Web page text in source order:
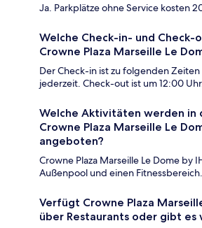
Ja. Parkplätze ohne Service kosten
Welche Check-in- und
Crowne Plaza Marseille Le
Der Check-in ist zu folgenden
jederzeit. Check-out ist um 12:00
Welche Aktivitäten werden in
Crowne Plaza Marseille Le
angeboten?
Crowne Plaza Marseille Le Dome by
Außenpool und einen Fitnessbereich.
Verfügt Crowne Plaza
über Restaurants oder gibt es